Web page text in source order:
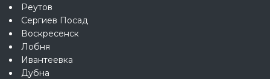
Реутов
Сергиев Посад
Воскресенск
Лобня
Ивантеевка
Дубна